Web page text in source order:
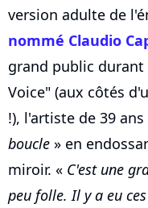
version adulte de
nommé Claudio
grand public durant
Voice" (aux côtés
!), l'artiste de 39
boucle » en
miroir. « C'est une
peu folle. Il y a eu